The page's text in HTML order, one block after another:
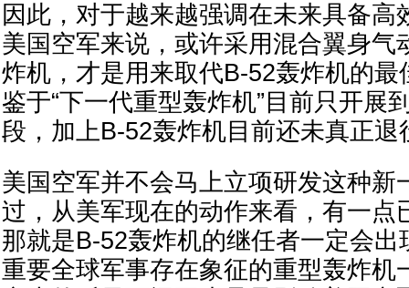
因此，对于越来越强调在未来具备高
美国空军来说，或许采用混合翼身气
炸机，才是用来取代B-52轰炸机的最
鉴于“下一代重型轰炸机”目前只开展
段，加上B-52轰炸机目前还未真正退
美国空军并不会马上立项研发这种新
过，从美军现在的动作来看，有一点
那就是B-52轰炸机的继任者一定会出
重要全球军事存在象征的重型轰炸机